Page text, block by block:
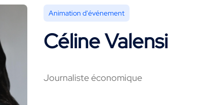
Animation d'événement
Céline Valensi
Journaliste économique